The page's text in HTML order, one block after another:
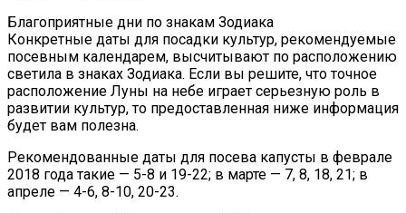
Благоприятные дни по знакам Зодиака
Конкретные даты для посадки культур, рекомендуемые
посевным календарем, высчитывают по расположению
светила в знаках Зодиака. Если вы решите, что точное
расположение Луны на небе играет серьезную роль в
развитии культур, то предоставленная ниже информация
будет вам полезна.
Рекомендованные даты для посева капусты в феврале
2018 года такие — 5-8 и 19-22; в марте — 7, 8, 18, 21; в
апреле — 4-6, 8-10, 20-23.